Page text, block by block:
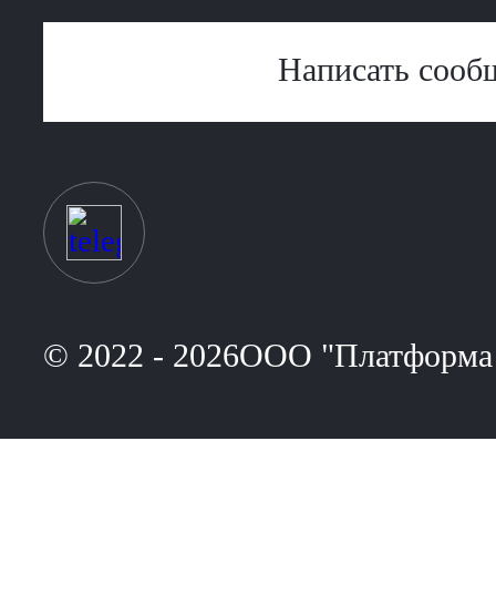
Написать
© 2022 - 2026ООО "Платформа